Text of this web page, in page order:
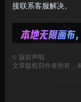
接联系客服解决。
© 版权声明
文章版权归作者所有，